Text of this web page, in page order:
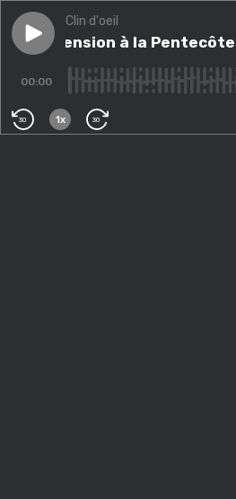
Play episodeDe l’Ascension à la
Clin d'oeil
De l’Ascension à la
00:00
30 1x 30